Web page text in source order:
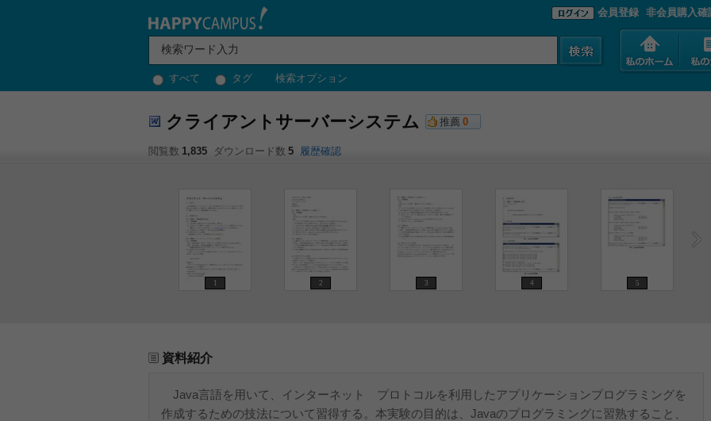
すべて タグ 検索オプション
会員登録 非会員購入確
クライアントサーバーシステム 推薦 0
閲覧数 1,835 ダウンロード数 5 履歴確認
1 2 3 4 5
資料紹介
Java言語を用いて、インターネット プロトコルを利用したアプリケーションプログラミングを
作成するための技法について習得する。本実験の目的は、Javaのプログラミングに習熟すること、